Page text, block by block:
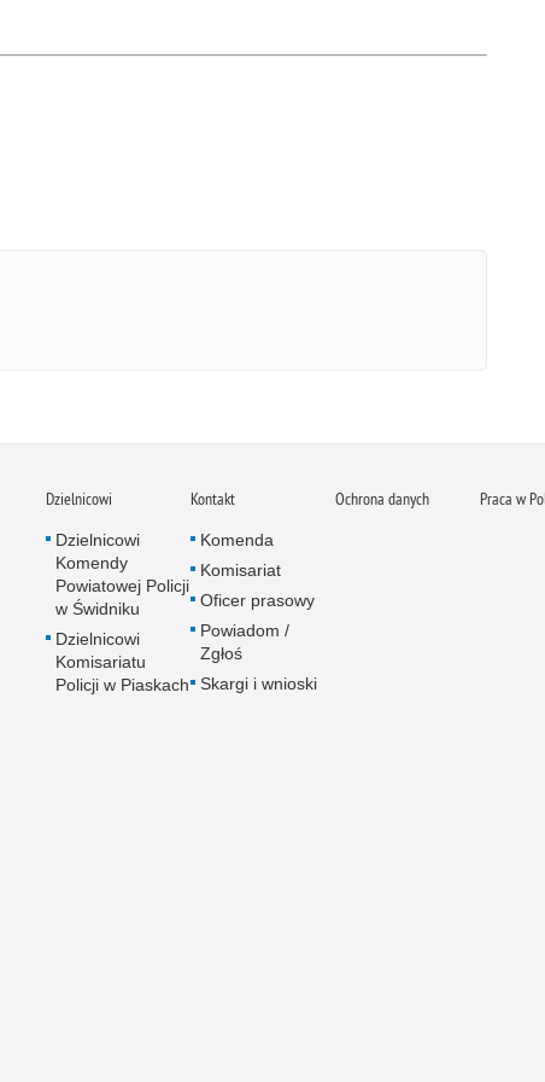
Dzielnicowi
Dzielnicowi
Komendy
Powiatowej Policji
w Świdniku
Dzielnicowi
Komisariatu
Policji w Piaskach
Kontakt
Komenda
Komisariat
Oficer prasowy
Powiadom /
Zgłoś
Skargi i wnioski
Ochrona danych Praca w